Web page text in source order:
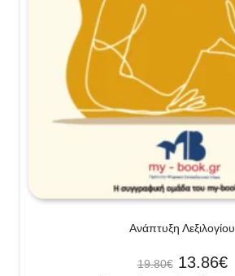
Ανάπτυξη Λεξιλογίου
19.80€ 13.86€